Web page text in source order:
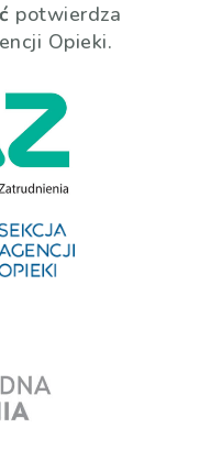
potwierdza
Opieki.